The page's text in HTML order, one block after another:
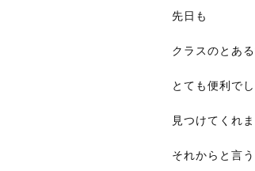
先日も
クラスのとあ
とても便利で
見つけてくれま
それからと言